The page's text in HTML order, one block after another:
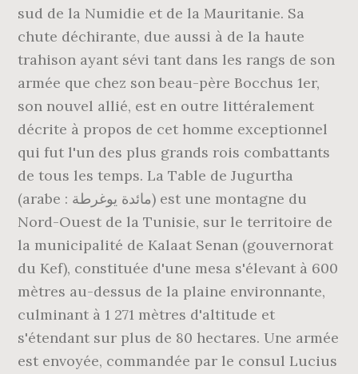
sud de la Numidie et de la Mauritanie. Sa
chute déchirante, due aussi à de la haute
trahison ayant sévi tant dans les rangs de son
armée que chez son beau-père Bocchus 1er,
son nouvel allié, est en outre littéralement
décrite à propos de cet homme exceptionnel
qui fut l'un des plus grands rois combattants
de tous les temps. La Table de Jugurtha
(arabe : مائدة يوغرطة) est une montagne du
Nord-Ouest de la Tunisie, sur le territoire de
la municipalité de Kalaat Senan (gouvernorat
du Kef), constituée d'une mesa s'élevant à 600
mètres au-dessus de la plaine environnante,
culminant à 1 271 mètres d'altitude et
s'étendant sur plus de 80 hectares. Une armée
est envoyée, commandée par le consul Lucius